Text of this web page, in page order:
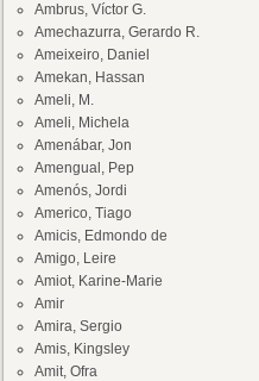
Ambrus, Víctor G.
Amechazurra, Gerardo R.
Ameixeiro, Daniel
Amekan, Hassan
Ameli, M.
Ameli, Michela
Amenábar, Jon
Amengual, Pep
Amenós, Jordi
Americo, Tiago
Amicis, Edmondo de
Amigo, Leire
Amiot, Karine-Marie
Amir
Amira, Sergio
Amis, Kingsley
Amit, Ofra